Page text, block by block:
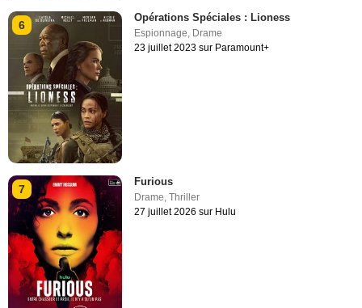
6
Opérations Spéciales : Lioness
Espionnage, Drame
23 juillet 2023 sur Paramount+
7
Furious
Drame,Thriller
27 juillet 2026 sur Hulu